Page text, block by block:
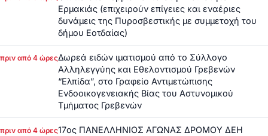
Ερμακιάς (επιχειρούν επίγειες και εναέριες
δυνάμεις της Πυροσβεστικής με συμμετοχή του
δήμου Εοτδαίας)
πριν από 4 ώρεςΔωρεά ειδών ιματισμού από το Σύλλογο
Αλληλεγγύης και Εθελοντισμού Γρεβενών
“Ελπίδα”, στο Γραφείο Αντιμετώπισης
Ενδοοικογενειακής Βίας του Αστυνομικού
Τμήματος Γρεβενών
πριν από 4 ώρες17ος ΠΑΝΕΛΛΗΝΙΟΣ ΑΓΩΝΑΣ ΔΡΟΜΟΥ ΔΕΗ